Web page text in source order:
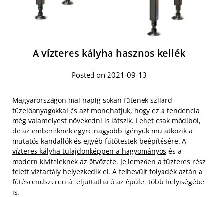
A vízteres kályha hasznos kellék
Posted on 2021-09-13
Magyarországon mai napig sokan fűtenek szilárd
tüzelőanyagokkal és azt mondhatjuk, hogy ez a tendencia
még valamelyest növekedni is látszik. Lehet csak módiból,
de az embereknek egyre nagyobb igényük mutatkozik a
mutatós kandallók és egyéb fűtőtestek beépítésére. A
vízteres kályha tulajdonképpen a hagyományos és a
modern kiviteleknek az ötvözete. Jellemzően a tűzteres rész
felett víztartály helyezkedik el. A felhevült folyadék aztán a
fűtésrendszeren át eljuttatható az épület több helyiségébe
is.